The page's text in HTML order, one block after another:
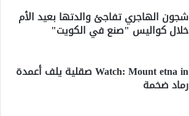
شجون الهاجري تفاجئ والدتها بعيد الأم
خلال كواليس "صنع في الكويت"
Watch: Mount etna in صقلية يلف أعمدة
رماد ضخمة